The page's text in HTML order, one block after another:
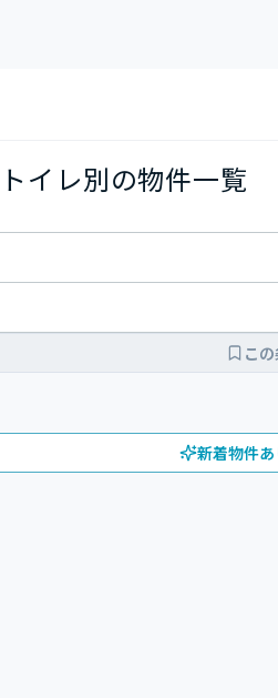
イレ別の物件一覧
こ
新着物件